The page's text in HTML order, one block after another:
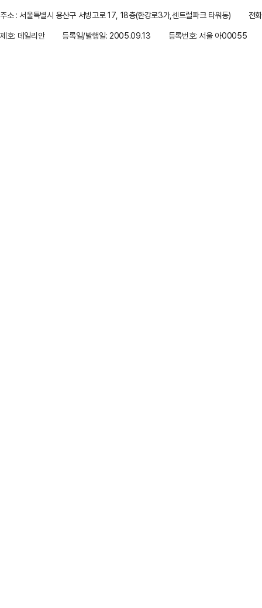
주소 : 서울특별시 용산구 서빙고로 17, 18층(한강로3가,센트럴파크 타워동)
전
제호: 데일리안
등록일/발행일: 2005.09.13 등록번호: 서울 아00055